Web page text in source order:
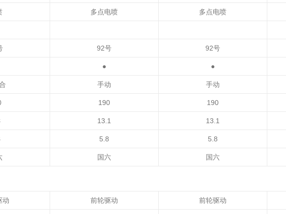
多点电喷 多点电喷
92号 92号
● ●
手动 手动
190 190
13.1 13.1
5.8 5.8
国六 国六
动 前轮驱动 前轮驱动